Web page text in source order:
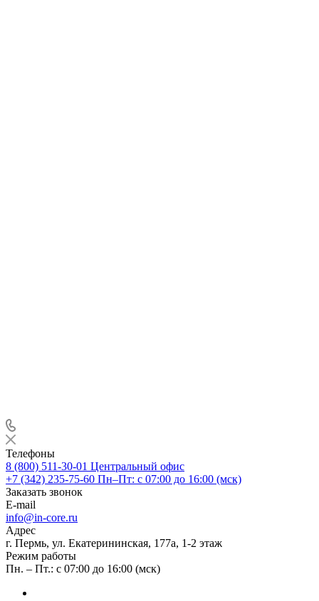
Телефоны
8 (800) 511-30-01 Центральный офис
+7 (342) 235-75-60 Пн–Пт: с 07:00 до 16:00 (мск)
Заказать звонок
E-mail
info@in-core.ru
Адрес
г. Пермь, ул. ​Екатерининская, 177а, ​1-2 этаж
Режим работы
Пн. – Пт.: с 07:00 до 16:00 (мск)